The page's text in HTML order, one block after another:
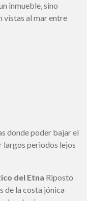
inmueble, sino
vistas al mar entre
donde poder bajar el
periodos lejos
del Etna Riposto
de la costa jónica